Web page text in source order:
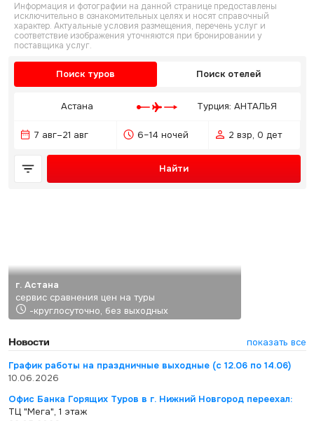
Информация и фотографии на данной странице предоставлены
исключительно в ознакомительных целях и носят справочный
характер. Актуальные условия размещения, перечень услуг и
соответствие изображения уточняются при бронировании у
поставщика услуг.
Поиск туров Поиск отелей
Астана Турция: АНТАЛЬЯ
7 авг–21 авг 6–14 ночей 2 взр, 0 дет
Найти
г. Астана
сервис сравнения цен на туры
-круглосуточно, без выходных
Новости
показать все
График работы на праздничные выходные (с 12.06 по 14.06)
10.06.2026
Офис Банка Горящих Туров в г. Нижний Новгород переехал:
ТЦ "Мега", 1 этаж